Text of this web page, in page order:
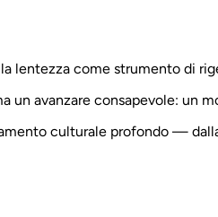
lentezza come strumento di
un avanzare consapevole: un
culturale profondo —